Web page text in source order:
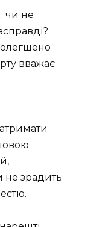
чи не
вважає
не зрадить